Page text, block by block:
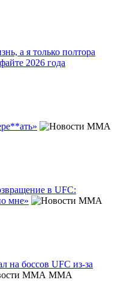
а я только полтора
2026 года
в UFC:
мне»
на боссов UFC из-за
MMA